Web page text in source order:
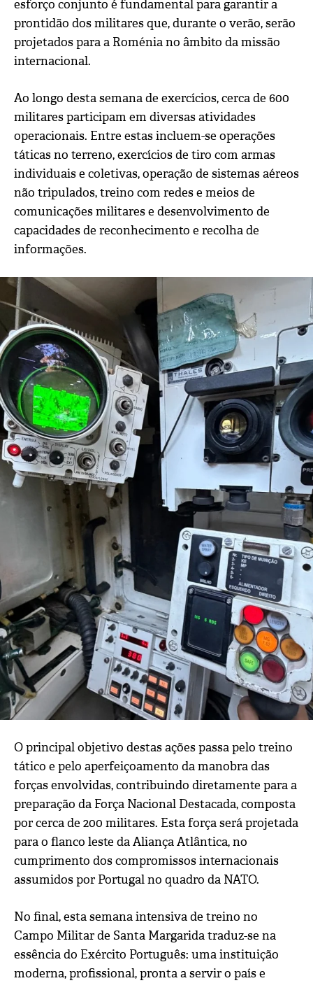
esforço conjunto é fundamental para garantir a
prontidão dos militares que, durante o verão, serão
projetados para a Roménia no âmbito da missão
internacional.
Ao longo desta semana de exercícios, cerca de 600
militares participam em diversas atividades
operacionais. Entre estas incluem-se operações
táticas no terreno, exercícios de tiro com armas
individuais e coletivas, operação de sistemas aéreos
não tripulados, treino com redes e meios de
comunicações militares e desenvolvimento de
capacidades de reconhecimento e recolha de
informações.
O principal objetivo destas ações passa pelo treino
tático e pelo aperfeiçoamento da manobra das
forças envolvidas, contribuindo diretamente para a
preparação da Força Nacional Destacada, composta
por cerca de 200 militares. Esta força será projetada
para o flanco leste da Aliança Atlântica, no
cumprimento dos compromissos internacionais
assumidos por Portugal no quadro da NATO.
No final, esta semana intensiva de treino no
Campo Militar de Santa Margarida traduz-se na
essência do Exército Português: uma instituição
moderna, profissional, pronta a servir o país e